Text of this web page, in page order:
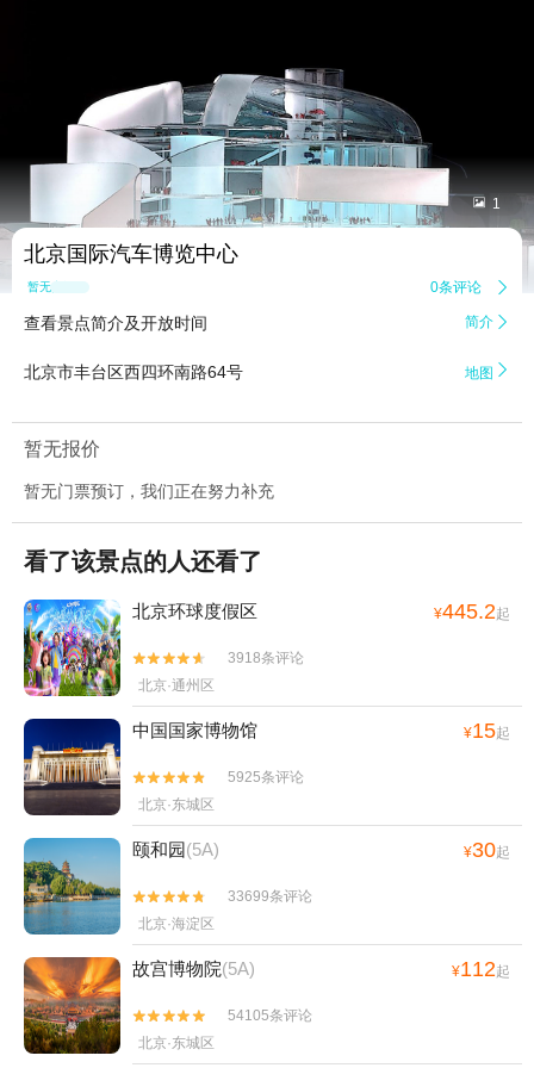
 1
北京国际汽车博览中心
暂无点评 0条评论 
查看景点简介及开放时间 简介 
北京市丰台区西四环南路64号 地图 
暂无报价
暂无门票预订，我们正在努力补充
看了该景点的人还看了
北京环球度假区 ¥445.2起


3918条评论
北京·通州区
中国国家博物馆 ¥15起


5925条评论
北京·东城区
颐和园(5A) ¥30起


33699条评论
北京·海淀区
故宫博物院(5A) ¥112起


54105条评论
北京·东城区